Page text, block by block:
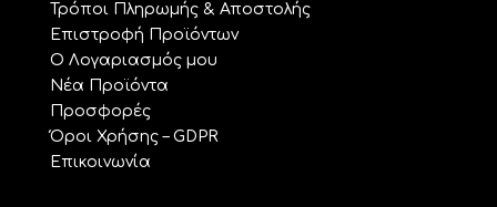
Τρόποι Πληρωμής & Αποστολής
Επιστροφή Προϊόντων
Ο Λογαριασμός μου
Νέα Προϊόντα
Προσφορές
Όροι Χρήσης – GDPR
Επικοινωνία